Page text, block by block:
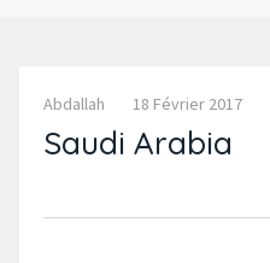
Abdallah 18 Février 2017
Saudi Arabia